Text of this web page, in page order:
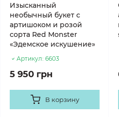
Изысканный
необычный букет с
артишоком и розой
сорта Red Monster
«Эдемское искушение»
Артикул: 6603
5 950 грн
В корзину